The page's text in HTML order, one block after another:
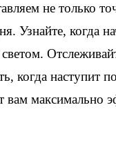
не только
Узнайте, когда
когда наступит
вам максимально